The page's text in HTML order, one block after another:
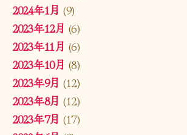
2024年1月 (9)
2023年12月 (6)
2023年11月 (6)
2023年10月 (8)
2023年9月 (12)
2023年8月 (12)
2023年7月 (17)